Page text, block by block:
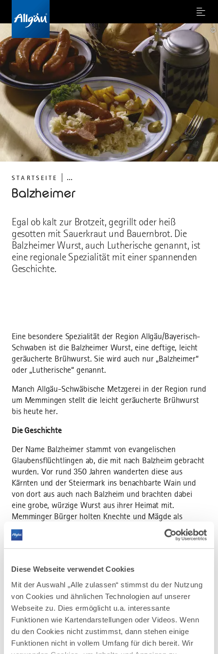
Diese Webseite verwendet Cookies
Mit der Auswahl „Alle zulassen“ stimmst du der Nutzung
von Cookies und ähnlichen Technologien auf unserer
Webseite zu. Dies ermöglicht u.a. interessante
Funktionen wie Kartendarstellungen oder Videos. Wenn
du den Cookies nicht zustimmst, dann stehen einige
Funktionen nicht in vollem Umfang für dich bereit. Wir
Menu
©
STARTSEITE ...
Balzheimer
Egal ob kalt zur Brotzeit, gegrillt oder heiß
gesotten mit Sauerkraut und Bauernbrot. Die
Balzheimer Wurst, auch Lutherische genannt, ist
eine regionale Spezialität mit einer spannenden
Geschichte.
Eine besondere Spezialität der Region Allgäu/Bayerisch-
Schwaben ist die Balzheimer Wurst, eine deftige, leicht
geräucherte Brühwurst. Sie wird auch nur „Balzheimer“
oder „Lutherische“ genannt.
Manch Allgäu-Schwäbische Metzgerei in der Region rund
um Memmingen stellt die leicht geräucherte Brühwurst
bis heute her.
Die Geschichte
Der Name Balzheimer stammt von evangelischen
Glaubensflüchtlingen ab, die mit nach Balzheim gebracht
wurden. Vor rund 350 Jahren wanderten diese aus
Kärnten und der Steiermark ins benachbarte Wain und
von dort aus auch nach Balzheim und brachten dabei
eine grobe, würzige Wurst aus ihrer Heimat mit.
Memminger Bürger holten Knechte und Mägde als
Hausangestellte gerne aus Balzheim, da sie auch
evangelischen Glaubens waren. Diese Dienstboten
brachten ihre eigene Wurst mit, eben die "Balzheimer",
bekam.
Die Herstellung
Die Balzheimer besteht zu 20 Prozent aus Rindfleisch
und zu 80 Prozent aus grobem Schweinefleisch. Das
Schweinefleisch wird in Erbsengröße gewolft, in das
Grundbrät eingearbeitet, mit Pfeffer, Muskat und